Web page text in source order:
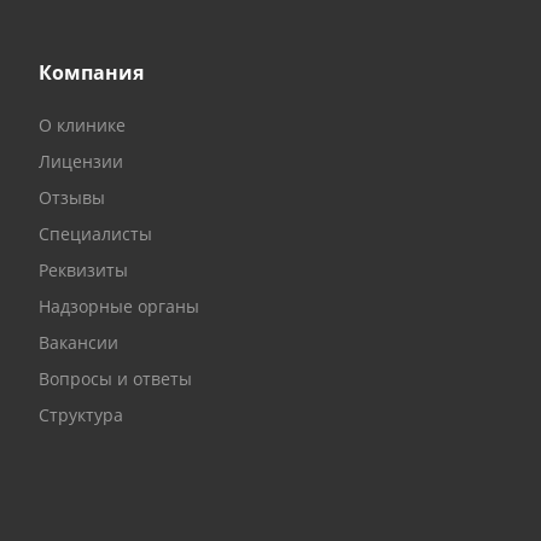
Компания
О клинике
Лицензии
Отзывы
Специалисты
Реквизиты
Надзорные органы
Вакансии
Вопросы и ответы
Структура